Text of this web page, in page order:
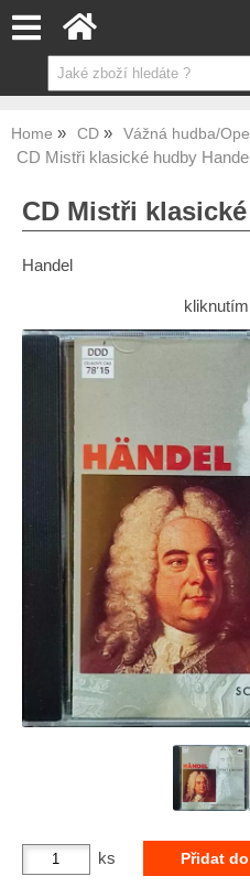
Home CD Vážná hudba/
CD Mistři klasické hudby
CD Mistři
Handel
ks